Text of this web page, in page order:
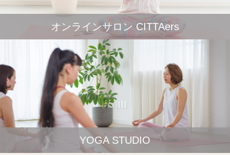
オンラインサロン CITTAers
YOGA STUDIO